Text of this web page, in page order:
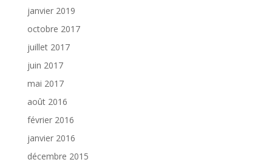
janvier 2019
octobre 2017
juillet 2017
juin 2017
mai 2017
août 2016
février 2016
janvier 2016
décembre 2015